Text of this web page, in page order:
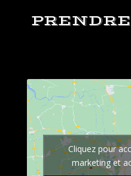
Cliquez pour
marketing et